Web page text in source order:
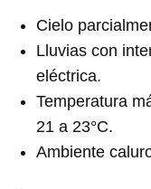
Cielo
Lluvias con
eléctrica.
Temperatura
21 a 23°C.
Ambiente